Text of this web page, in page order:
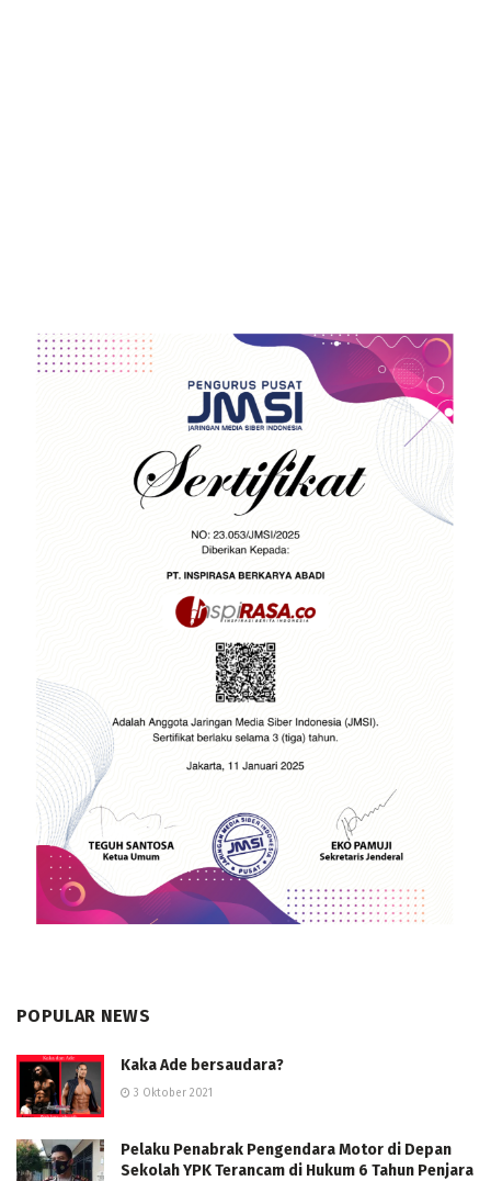
POPULAR NEWS
Kaka Ade bersaudara?
3 Oktober 2021
Pelaku Penabrak Pengendara Motor di Depan
Sekolah YPK Terancam di Hukum 6 Tahun Penjara